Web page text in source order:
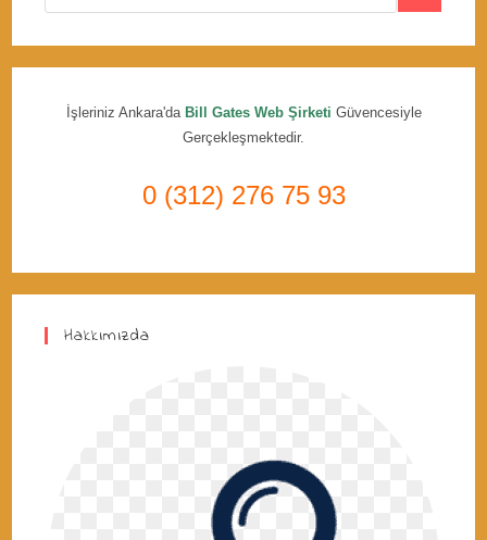
İşleriniz Ankara'da Bill Gates Web Şirketi Güvencesiyle
Gerçekleşmektedir.
0 (312) 276 75 93
Hakkımızda